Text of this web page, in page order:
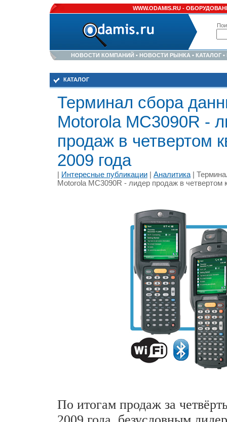
WWW.ODAMIS.RU -
НОВОСТИ КОМПАНИЙ • НОВОСТИ РЫНКА • КАТАЛОГ •
КАТАЛОГ
Терминал сбора
Motorola MC3090R -
продаж в четвертом
2009 года
| Интересные публикации | Аналитика |
Motorola MC3090R - лидер продаж в четвертом
По итогам продаж за